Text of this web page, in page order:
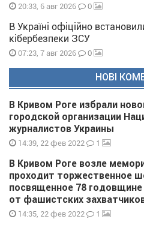
20:33, 6 авг 2026 0
В Україні офіційно
кібербезпеки ЗСУ
07:23, 7 авг 2026 0
НОВІ
В Кривом Роге избрали
городской организации
журналистов Украины
14:39, 22 фев 2022 1
В Кривом Роге возле
проходит торжественное
посвященное 78
от фашистских
14:35, 22 фев 2022 1